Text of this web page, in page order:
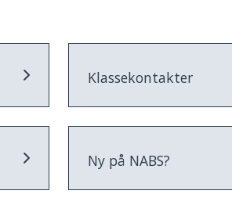
Klassekontakter
Ny på NABS?